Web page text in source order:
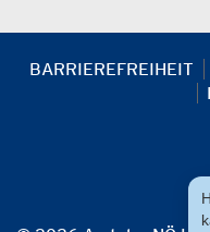
BARRIEREFREIHEIT